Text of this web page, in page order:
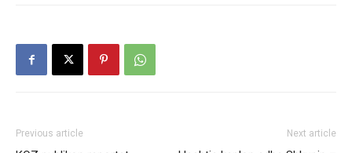
Previous article Next article